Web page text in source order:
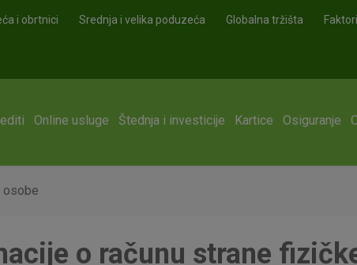
i obrtnici Srednja i velika poduzeća Globalna tržišta
Online usluge Štednja i investicije Kartice Osiguranje
osobe
o računu strane